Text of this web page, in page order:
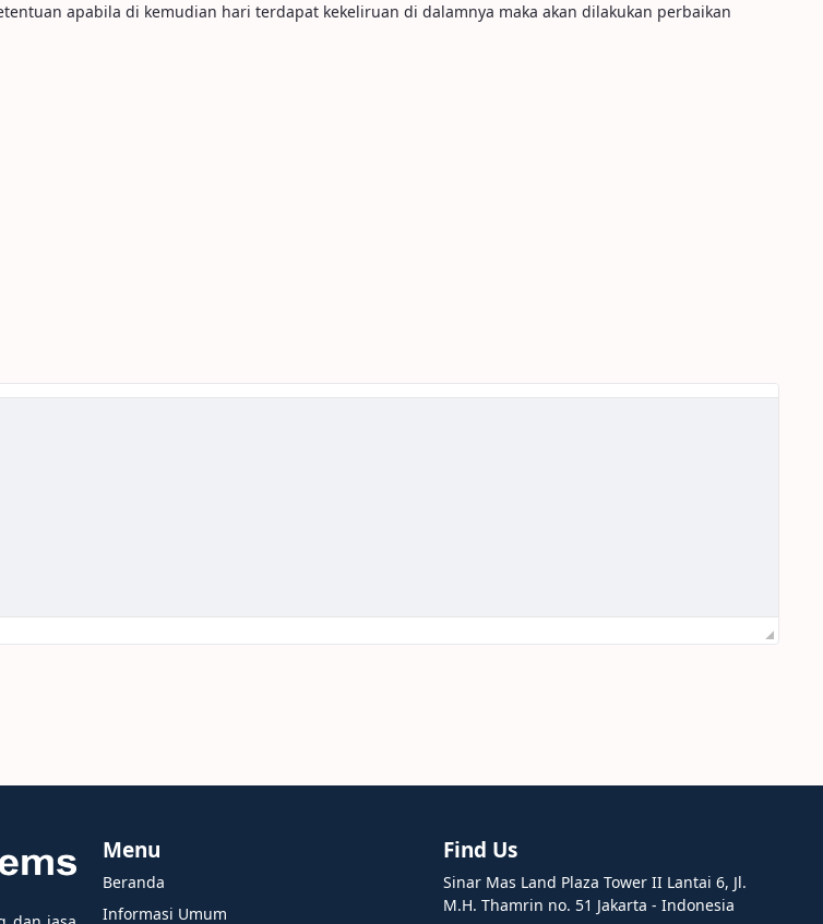
apabila di kemudian hari terdapat kekeliruan di dalamnya maka akan dilakukan perbaikan
Menu
Beranda
Informasi Umum
Find Us
Sinar Mas Land Plaza Tower II Lantai 6, Jl.
M.H. Thamrin no. 51 Jakarta - Indonesia